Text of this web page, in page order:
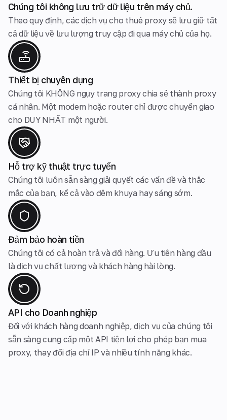
Chúng tôi không lưu trữ dữ liệu trên máy chủ.
Theo quy định, các dịch vụ cho thuê proxy sẽ lưu giữ tất
cả dữ liệu về lưu lượng truy cập đi qua máy chủ của họ.
Thiết bị chuyên dụng
Chúng tôi KHÔNG ngụy trang proxy chia sẻ thành proxy
cá nhân. Một modem hoặc router chỉ được chuyển giao
cho DUY NHẤT một người.
Hỗ trợ kỹ thuật trực tuyến
Chúng tôi luôn sẵn sàng giải quyết các vấn đề và thắc
mắc của bạn, kể cả vào đêm khuya hay sáng sớm.
Đảm bảo hoàn tiền
Chúng tôi có cả hoàn trả và đổi hàng. Ưu tiên hàng đầu
là dịch vụ chất lượng và khách hàng hài lòng.
API cho Doanh nghiệp
Đối với khách hàng doanh nghiệp, dịch vụ của chúng tôi
sẵn sàng cung cấp một API tiện lợi cho phép bạn mua
proxy, thay đổi địa chỉ IP và nhiều tính năng khác.